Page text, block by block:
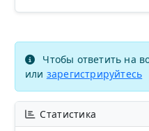
Чтобы ответить на
или зарегистрируйтесь
Статистика